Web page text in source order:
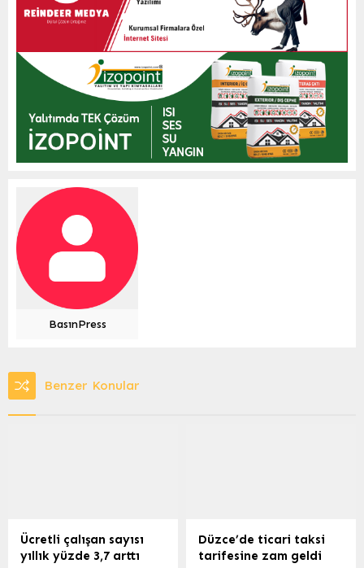
BasınPress
Benzer Konular
Ücretli çalışan sayısı
yıllık yüzde 3,7 arttı
Düzce’de ticari taksi
tarifesine zam geldi